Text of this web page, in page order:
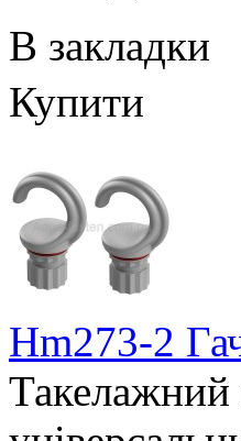
В закладки
Купити
Hm273-2
Такелажний